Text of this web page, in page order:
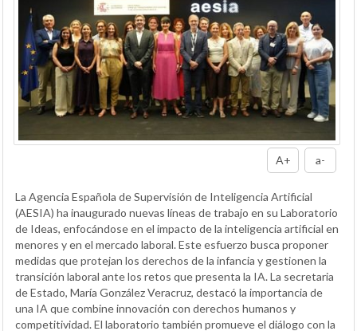
A+ a-
La Agencia Española de Supervisión de Inteligencia Artificial
(AESIA) ha inaugurado nuevas líneas de trabajo en su Laboratorio
de Ideas, enfocándose en el impacto de la inteligencia artificial en
menores y en el mercado laboral. Este esfuerzo busca proponer
medidas que protejan los derechos de la infancia y gestionen la
transición laboral ante los retos que presenta la IA. La secretaria
de Estado, María González Veracruz, destacó la importancia de
una IA que combine innovación con derechos humanos y
competitividad. El laboratorio también promueve el diálogo con la